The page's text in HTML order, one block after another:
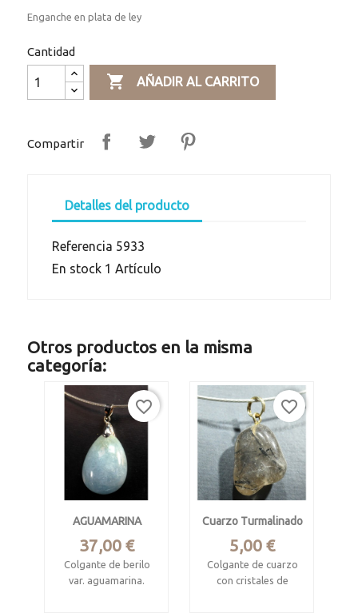
Enganche en plata de ley
Cantidad
 AÑADIR AL CARRITO
Compartir
Detalles del producto
Referencia 5933
En stock 1 Artículo
Otros productos en la misma
categoría:
AGUAMARINA
Precio
37,00 €
Colgante de berilo
var. aguamarina.
favorite_border
Cuarzo Turmalinado
Precio
5,00 €
Colgante de cuarzo
con cristales de
favorite_border